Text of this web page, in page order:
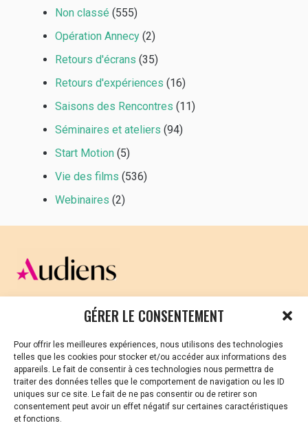
GÉRER LE CONSENTEMENT
Pour offrir les meilleures expériences, nous utilisons des technologies
telles que les cookies pour stocker et/ou accéder aux informations des
appareils. Le fait de consentir à ces technologies nous permettra de
traiter des données telles que le comportement de navigation ou les ID
uniques sur ce site. Le fait de ne pas consentir ou de retirer son
consentement peut avoir un effet négatif sur certaines caractéristiques
et fonctions.
Non classé (555)
Opération Annecy (2)
Retours d'écrans (35)
Retours d'expériences (16)
Saisons des Rencontres (11)
Séminaires et ateliers (94)
Start Motion (5)
Vie des films (536)
Webinaires (2)
CELLULE D’ÉCOUTE ET DE SOUTIEN PSYCHOLOGIQUE ET
Vous avez été témoin ou vous êtes victime de VSS ? Ou
vous êtes référent·es harcèlement en besoin de soutien
ou d’informations ?
01 87 20 30 90